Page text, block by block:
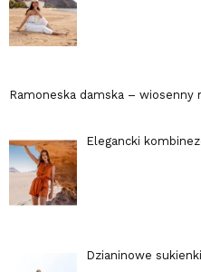
Ramoneska damska – wiosenny
Elegancki
Dzianinowe